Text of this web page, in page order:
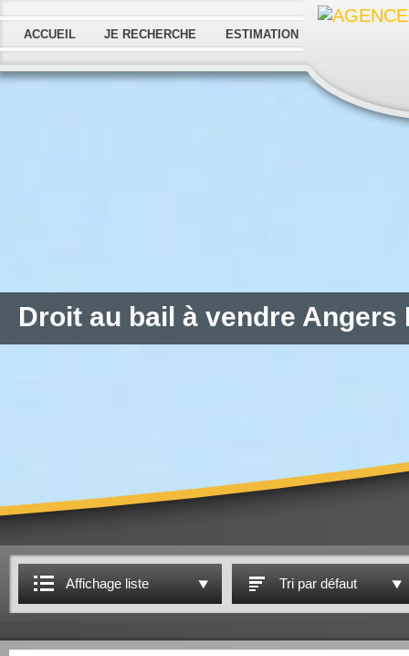
ACCUEIL JE RECHERCHE ESTIMATION
Droit au bail à vendre Angers
Affichage liste Tri par défaut